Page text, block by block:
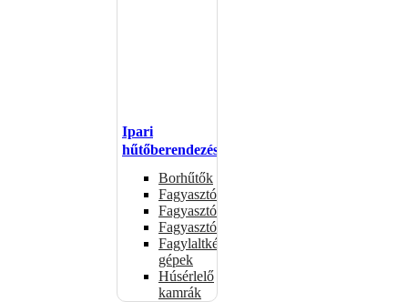
Ipari
hűtőberendezések
Borhűtők
Fagyasztóasztalok
Fagyasztóládák
Fagyasztószekrények
Fagylaltkészítő
gépek
Húsérlelő
kamrák